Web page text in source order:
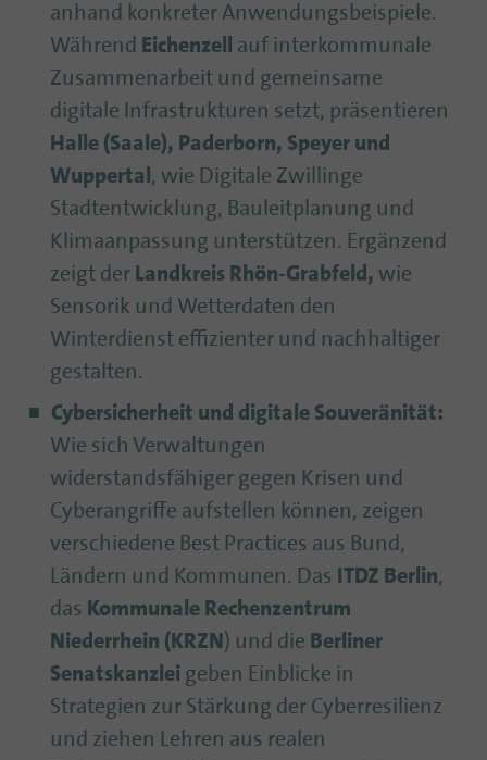
anhand konkreter Anwendungsbeispiele.
Während Eichenzell auf interkommunale
Zusammenarbeit und gemeinsame
digitale Infrastrukturen setzt, präsentieren
Halle (Saale), Paderborn, Speyer und
Wuppertal, wie Digitale Zwillinge
Stadtentwicklung, Bauleitplanung und
Klimaanpassung unterstützen. Ergänzend
zeigt der Landkreis Rhön-Grabfeld, wie
Sensorik und Wetterdaten den
Winterdienst effizienter und nachhaltiger
gestalten.
Cybersicherheit und digitale Souveränität:
Wie sich Verwaltungen
widerstandsfähiger gegen Krisen und
Cyberangriffe aufstellen können, zeigen
verschiedene Best Practices aus Bund,
Ländern und Kommunen. Das ITDZ Berlin,
das Kommunale Rechenzentrum
Niederrhein (KRZN) und die Berliner
Senatskanzlei geben Einblicke in
Strategien zur Stärkung der Cyberresilienz
und ziehen Lehren aus realen